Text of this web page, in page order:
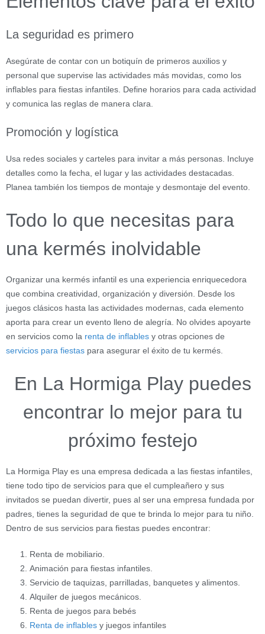
La seguridad es primero
Asegúrate de contar con un botiquín de primeros auxilios y
personal que supervise las actividades más movidas, como los
inflables para fiestas infantiles. Define horarios para cada actividad
y comunica las reglas de manera clara.
Promoción y logística
Usa redes sociales y carteles para invitar a más personas. Incluye
detalles como la fecha, el lugar y las actividades destacadas.
Planea también los tiempos de montaje y desmontaje del evento.
Todo lo que necesitas para
una kermés inolvidable
Organizar una kermés infantil es una experiencia enriquecedora
que combina creatividad, organización y diversión. Desde los
juegos clásicos hasta las actividades modernas, cada elemento
aporta para crear un evento lleno de alegría. No olvides apoyarte
en servicios como la renta de inflables y otras opciones de
servicios para fiestas para asegurar el éxito de tu kermés.
En La Hormiga Play puedes
encontrar lo mejor para tu
próximo festejo
La Hormiga Play es una empresa dedicada a las fiestas infantiles,
tiene todo tipo de servicios para que el cumpleañero y sus
invitados se puedan divertir, pues al ser una empresa fundada por
padres, tienes la seguridad de que te brinda lo mejor para tu niño.
Dentro de sus servicios para fiestas puedes encontrar:
Renta de mobiliario.
Animación para fiestas infantiles.
Servicio de taquizas, parrilladas, banquetes y alimentos.
Alquiler de juegos mecánicos.
Renta de juegos para bebés
Renta de inflables y juegos infantiles